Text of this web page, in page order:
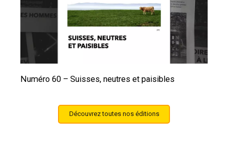
Numéro 60 – Suisses, neutres et paisibles
Découvrez toutes nos éditions